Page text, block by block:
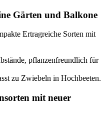
Gärten und Balkone
Ertragreiche Sorten mit
pflanzenfreundlich für
zu Zwiebeln in Hochbeeten.
mit neuer